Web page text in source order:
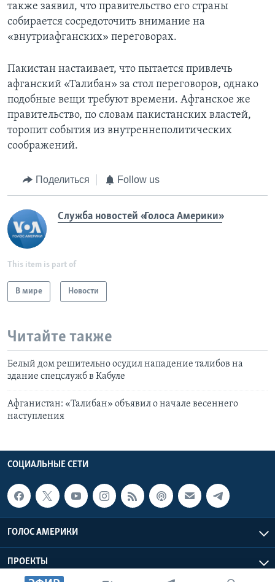
также заявил, что правительство его страны
собирается сосредоточить внимание на
«внутриафганских» переговорах.
Пакистан настаивает, что пытается привлечь
афганский «Талибан» за стол переговоров, однако
подобные вещи требуют времени. Афганское же
правительство, по словам пакистанских властей,
торопит события из внутреннеполитических
соображений.
Поделиться Follow us
Служба новостей «Голоса Америки»
This item is part of
В мире Новости
Читайте также
Белый дом решительно осудил нападение талибов на
здание спецслужб в Кабуле
Афганистан: «Талибан» объявил о начале весеннего
наступления
СОЦИАЛЬНЫЕ СЕТИ
ГОЛОС АМЕРИКИ
ПРОЕКТЫ